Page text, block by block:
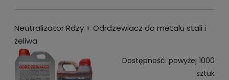
Neutralizator Rdzy + Odrdzewiacz do metalu stali i
żeliwa
Dostępność: powyżej 1000
sztuk